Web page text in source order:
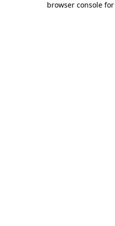
browser console